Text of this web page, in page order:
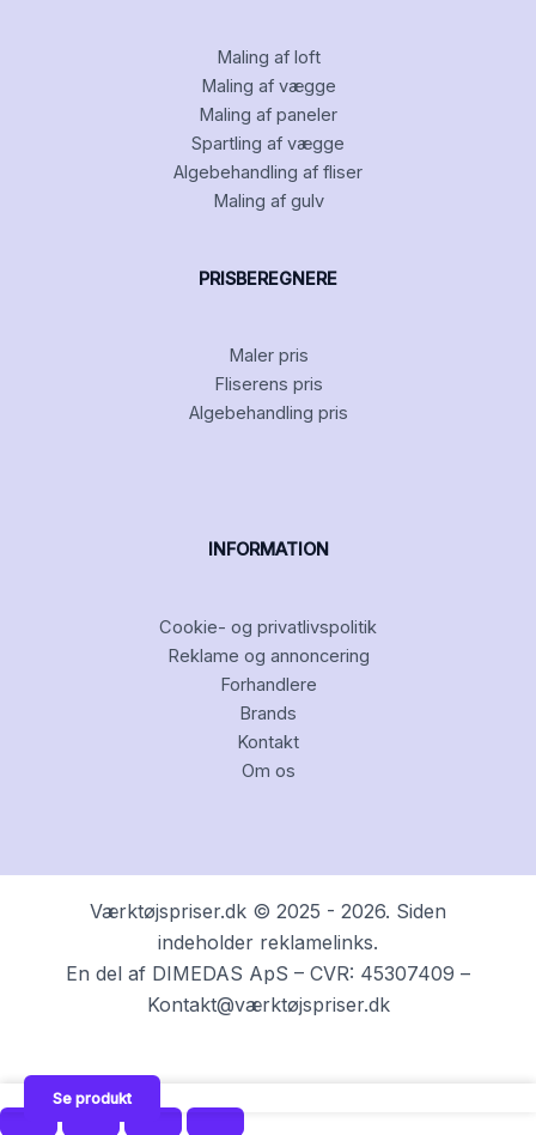
Maling af loft
Maling af vægge
Maling af paneler
Spartling af vægge
Algebehandling af fliser
Maling af gulv
PRISBEREGNERE
Maler pris
Fliserens pris
Algebehandling pris
INFORMATION
Cookie- og privatlivspolitik
Reklame og annoncering
Forhandlere
Brands
Kontakt
Om os
Værktøjspriser.dk © 2025 - 2026. Siden
indeholder reklamelinks.
En del af DIMEDAS ApS – CVR: 45307409 –
Kontakt@værktøjspriser.dk
Se produkt